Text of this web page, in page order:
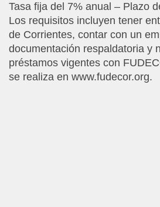
Tasa fija del 7% anual – Plazo
Los requisitos incluyen tener
de Corrientes, contar con un
documentación respaldatoria y
préstamos vigentes con
se realiza en www.fudecor.org.